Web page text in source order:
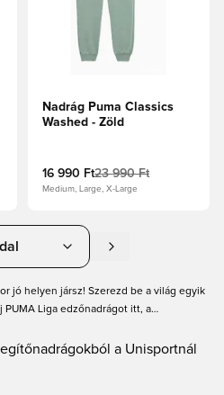
Nadrág Puma Classics
Washed - Zöld
16 990 Ft23 990 Ft
Medium, Large, X-Large
jó helyen jársz! Szerezd be a világ egyik
Liga edzőnadrágot itt, a
edzőnadrágokat kínál, legyen szó
edzőnadrágokat gyerekeknek és
a Unisportnál